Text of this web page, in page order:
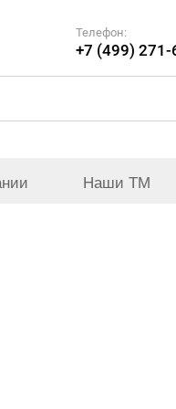
Телефон:
+7 (499) 271-
Наши ТМ